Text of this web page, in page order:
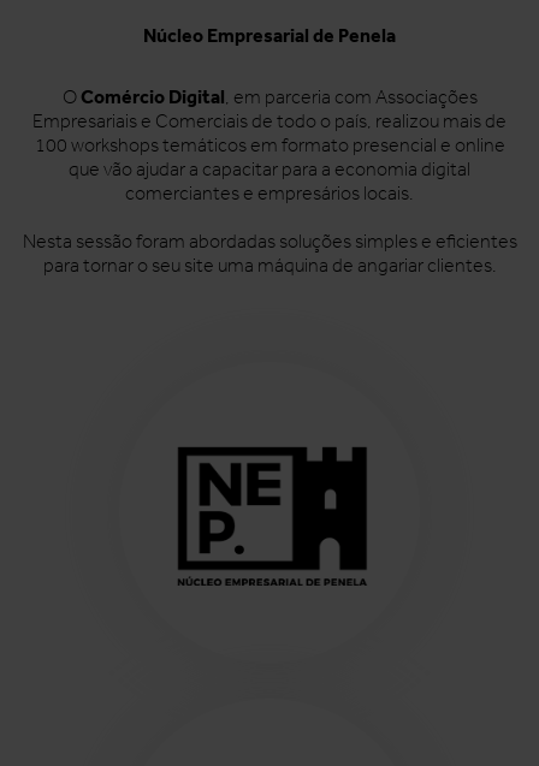
Núcleo Empresarial de Penela
O Comércio Digital, em parceria com Associações
Empresariais e Comerciais de todo o país, realizou mais de
100 workshops temáticos em formato presencial e online
que vão ajudar a capacitar para a economia digital
comerciantes e empresários locais.
Nesta sessão foram abordadas soluções simples e eficientes
para tornar o seu site uma máquina de angariar clientes.